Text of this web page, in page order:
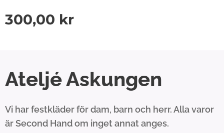
300,00 kr
Ateljé Askungen
Vi har festkläder för dam, barn och herr. Alla varor
är Second Hand om inget annat anges.